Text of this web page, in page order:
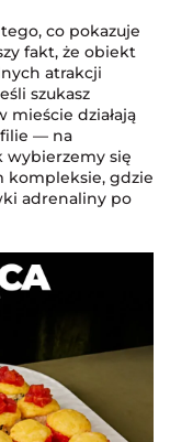
co pokazuje
fakt, że obiekt
atrakcji
szukasz
działają
— na
wybierzemy się
kompleksie, gdzie
adrenaliny po